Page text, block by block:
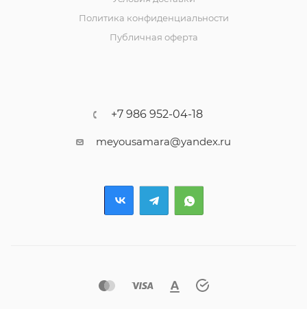
Политика конфиденциальности
Публичная оферта
+7 986 952-04-18
meyousamara@yandex.ru